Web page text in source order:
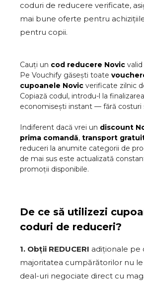
coduri de reducere verificate,
mai bune oferte pentru
pentru copii.
Cauți un cod reducere Novic valid
Pe Vouchify găsești toate
cupoanele Novic verificate zilnic
Copiază codul, introdu-l la
economisești instant — fără costuri
Indiferent dacă vrei un discount
prima comandă, transport
reduceri la anumite categorii de
de mai sus este actualizată
promoții disponibile.
De ce să utilizezi
coduri de reduceri?
1. Obții REDUCERI adiționale pe
majoritatea cumpărătorilor nu
deal-uri negociate direct cu